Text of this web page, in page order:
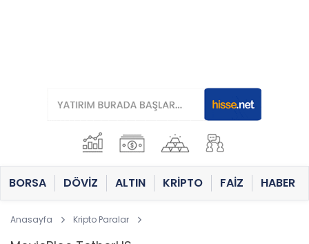
BORSA DÖVİZ ALTIN KRİPTO FAİZ HABER
Anasayfa Kripto Paralar